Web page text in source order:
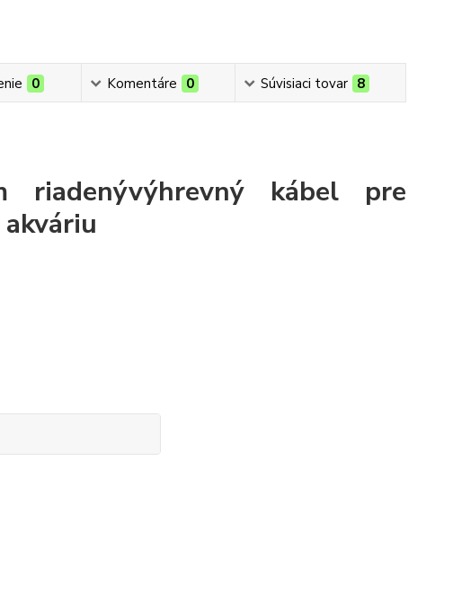
0 Komentáre 0 Súvisiaci tovar 8
riadenývýhrevný kábel pre